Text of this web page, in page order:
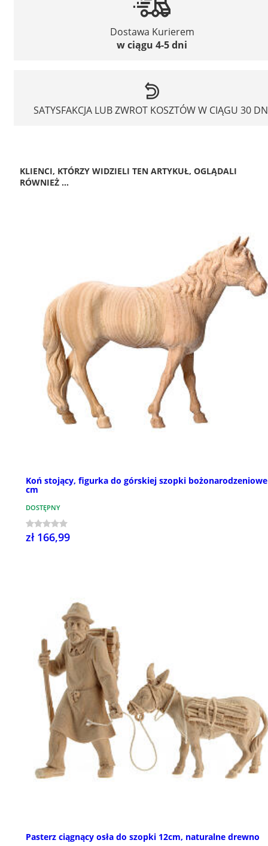
Dostawa Kurierem
w ciągu 4-5 dni
SATYSFAKCJA LUB ZWROT KOSZTÓW W CIĄGU 30
KLIENCI, KTÓRZY WIDZIELI TEN ARTYKUŁ, OGLĄDALI
RÓWNIEŻ ...
Koń stojący, figurka do górskiej szopki
cm
DOSTĘPNY
zł 166,99
Pasterz ciągnący osła do szopki 12cm, naturalne drewno